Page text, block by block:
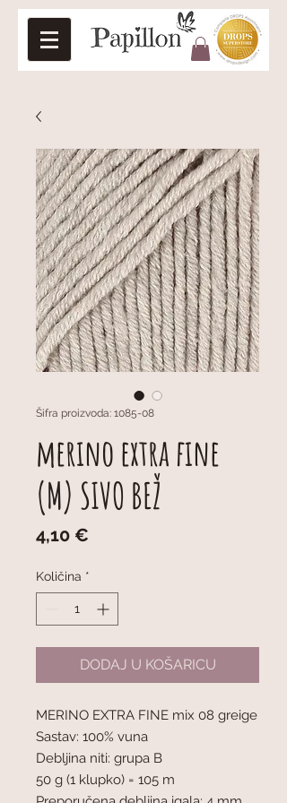
Šifra proizvoda: 1085-08
merino extra fine
(M) SIVO BEŽ
4,10 €
Količina *
DODAJ U KOŠARICU
MERINO EXTRA FINE mix 08 greige
Sastav: 100% vuna
Debljina niti: grupa B
50 g (1 klupko) = 105 m